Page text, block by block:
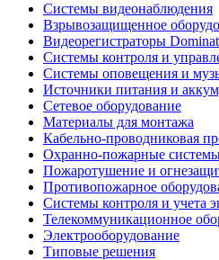
Системы видеонаблюдения
Взрывозащищенное
Видеорегистраторы
Системы контроля и
Системы оповещения и
Источники питания и
Сетевое оборудование
Материалы для монтажа
Кабельно-проводниковая
Охранно-пожарные
Пожаротушение и
Противопожарное
Системы контроля и учета
Телекоммуникационное
Электрооборудование
Типовые решения